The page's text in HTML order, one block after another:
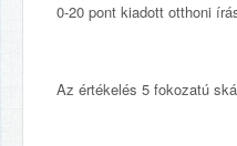
0-20 pont kiadott otthoni
Az értékelés 5 fokozatú